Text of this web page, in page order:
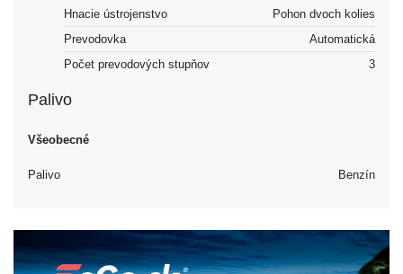
Hnacie ústrojenstvo
Pohon dvoch kolies
Prevodovka
Automatická
Počet prevodových stupňov
3
Palivo
Všeobecné
Palivo Benzín